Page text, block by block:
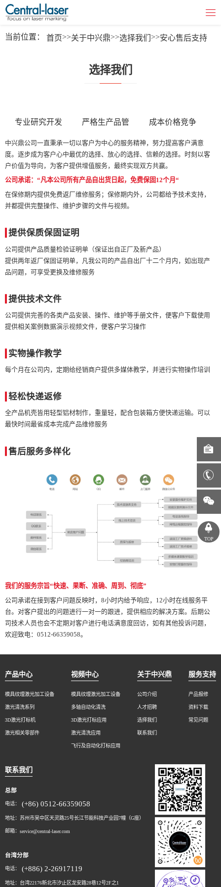
当前位置： 首页>>关于中兴鼎>>选择我们 >>安心售后支持
选择我们
专业研究开发 严格生产品管 成本价格竞争
中兴鼎公司一直秉承一切以客户为中心的服务精神，努力提高客户满意
度。逐步成为客户心中最优的选择、放心的选择、信赖的选择。时刻以客
户价值为导向，为客户提供增值服务，最终实现双方共赢。
公司承诺：“凡本公司所有产品自出货日起，免费保固12个月“
在保修期内提供免费返厂维修服务；保修期内外，公司都给予技术支持，
并都提供完整操作、维护步骤的文件与视频。
提供保质保固证明
公司提供产品质量检验证明单（保证出自正厂及新产品）
提供两年返厂保固证明单，凡我公司的产品自出厂十二个月内，如出现产
品问题，可享受更换及维修服务
提供技术文件
公司提供完善的各类产品安装、操作、维护等手册文件，便客户下载使用
提供相关案例数据演示视频文件，便客户学习操作
实物操作教学
每个月在公司内，定期给经销商户提供多媒体教学，并进行实物操作培训
轻松快递返修
全产品机壳皆用轻型铝材制作，重量轻，配合包装箱方便快递运输。可以
最快时间最省成本完成产品维修服务
售后服务多样化
我们的服务宗旨“快速、果断、准确、周到、彻底”
公司承诺在接到客户问题反映时，8小时内给予响应，12小时在线服务平
台。对客户提出的问题进行一对一的跟进，提供相应的解决方案。后期公
司技术人员也会不定期对客户进行电话满意度回访，如有其他投诉问题，
欢迎致电：0512-66359058。
产品中心
模具纹理激光加工设备
激光清洗系列
3D激光打标机
激光相关零部件
视频中心
模具纹理激光加工设备
多轴自动化清洗
3D激光打标应用
激光清洗应用
飞行及自动化打标应用
关于中兴鼎
公司介绍
人才招聘
选择我们
联系我们
服务支持
产品报修
资料下载
常见问题
联系我们
总部
电话： (+86) 0512-66359058
地址：苏州市吴中区天灵路25号长江节能科技产业园7幢（G座）
邮箱： service@central-laser.com
台湾分部
电话： (+886) 2-26917119
地址：台湾22176新北市汐止区龙安路28巷12号2F之1
TOP